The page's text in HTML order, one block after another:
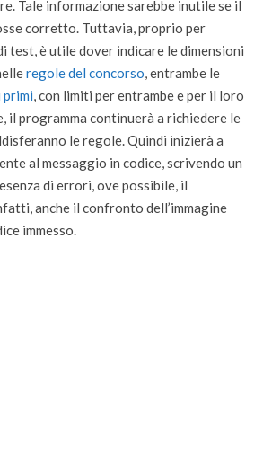
Tale informazione sarebbe inutile se il
corretto. Tuttavia, proprio per
test, è utile dover indicare le dimensioni
regole del concorso, entrambe le
primi, con limiti per entrambe e per il loro
il programma continuerà a richiedere le
le regole. Quindi inizierà a
al messaggio in codice, scrivendo un
di errori, ove possibile, il
anche il confronto dell’immagine
immesso.